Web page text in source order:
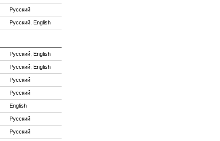
Русский
Русский, English
Русский, English
Русский, English
Русский
Русский
English
Русский
Русский